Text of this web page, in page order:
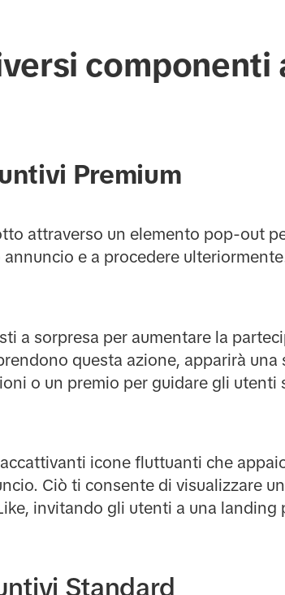
componenti
Premium
attraverso un elemento pop-out
e a procedere
a sorpresa per aumentare la
questa azione, apparirà una
o un premio per guidare gli utenti
icone fluttuanti che
Ciò ti consente di visualizzare
invitando gli utenti a una landing
Standard